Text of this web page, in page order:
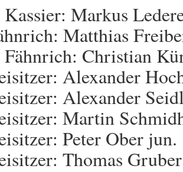
Kassier: Markus
Matthias
Fähnrich: Christian
Alexander
Alexander
Martin
Peter Ober jun.
Thomas Gruber